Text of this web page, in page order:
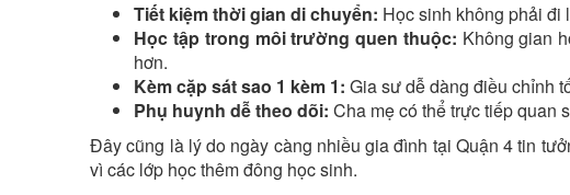
Tiết kiệm thời gian di chuyển: Học sinh không phải đi
Học tập trong môi trường quen thuộc: Không gian
hơn.
Kèm cặp sát sao 1 kèm 1: Gia sư dễ dàng điều chỉnh
Phụ huynh dễ theo dõi: Cha mẹ có thể trực tiếp quan
Đây cũng là lý do ngày càng nhiều gia đình tại Quận 4 tin
vì các lớp học thêm đông học sinh.